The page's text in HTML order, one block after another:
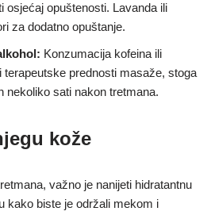
osjećaj opuštenosti. Lavanda ili
za dodatno opuštanje.
Konzumacija kofeina ili
prednosti masaže, stoga
nekoliko sati nakon tretmana.
kože
važno je nanijeti hidratantnu
kako biste je održali mekom i